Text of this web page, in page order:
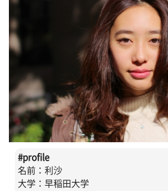
#profile
名前：利沙
大学：早稲田大学